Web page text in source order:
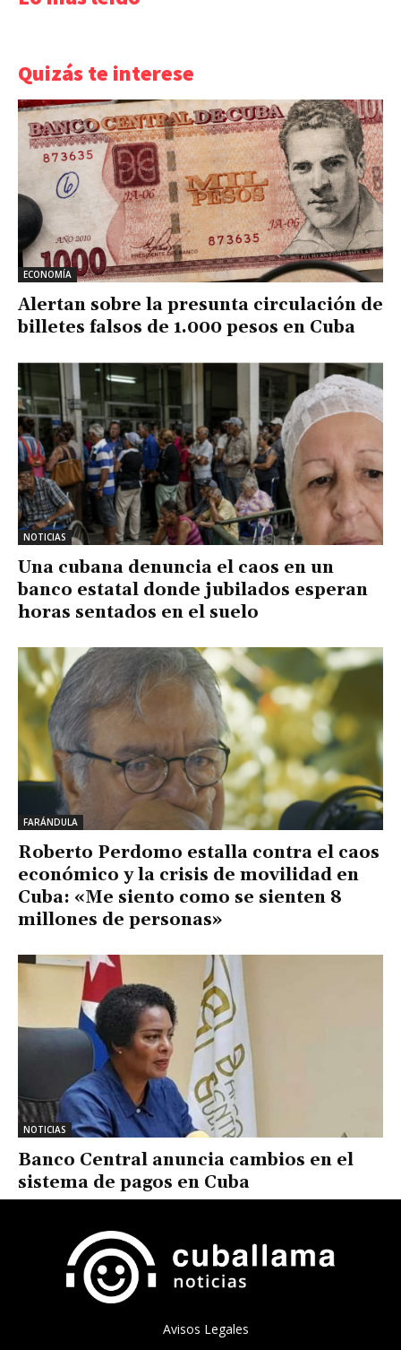
Quizás te interese
ECONOMÍA
Alertan sobre la presunta circulación de
billetes falsos de 1.000 pesos en Cuba
NOTICIAS
Una cubana denuncia el caos en un
banco estatal donde jubilados esperan
horas sentados en el suelo
FARÁNDULA
Roberto Perdomo estalla contra el caos
económico y la crisis de movilidad en
Cuba: «Me siento como se sienten 8
millones de personas»
NOTICIAS
Banco Central anuncia cambios en el
sistema de pagos en Cuba
Avisos Legales